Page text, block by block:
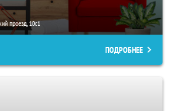
проезд, 10с1
ПОДРОБНЕЕ